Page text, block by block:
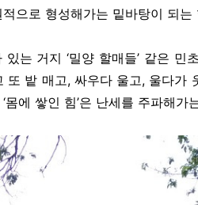
으로 형성해가는 밑바탕이 되는
는 거지 ‘밀양 할매들’ 같은
또 밭 매고, 싸우다 울고, 울다가
에 쌓인 힘’은 난세를 주파해가